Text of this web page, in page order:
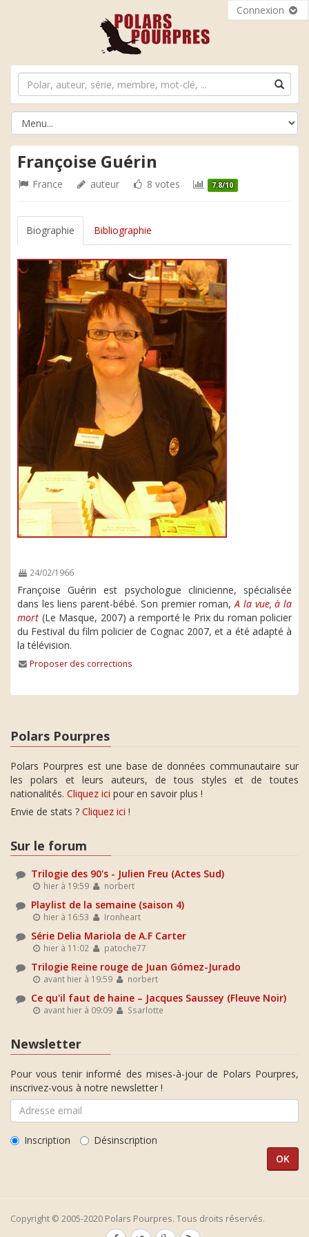
Connexion
Françoise Guérin
France auteur 8 votes 7.8/10
Biographie Bibliographie
24/02/1966
Françoise Guérin est psychologue clinicienne, spécialisée
dans les liens parent-bébé. Son premier roman,A la vue, à la
mort (Le Masque, 2007) a remporté le Prix du roman policier
du Festival du film policier de Cognac 2007, et a été adapté à
la télévision.
Proposer des corrections
Polars Pourpres
Polars Pourpres est une base de données communautaire sur
les polars et leurs auteurs, de tous styles et de toutes
nationalités. Cliquez ici pour en savoir plus !
Envie de stats ? Cliquez ici !
Sur le forum
Trilogie des 90's - Julien Freu (Actes Sud)
hier à 19:59 norbert
Playlist de la semaine (saison 4)
hier à 16:53 Ironheart
Série Delia Mariola de A.F Carter
hier à 11:02 patoche77
Trilogie Reine rouge de Juan Gómez-Jurado
avant hier à 19:59 norbert
Ce qu'il faut de haine – Jacques Saussey (Fleuve Noir)
avant hier à 09:09 Ssarlotte
Newsletter
Pour vous tenir informé des mises-à-jour de Polars Pourpres,
inscrivez-vous à notre newsletter !
Inscription Désinscription
Copyright © 2005-2020 Polars Pourpres. Tous droits réservés.